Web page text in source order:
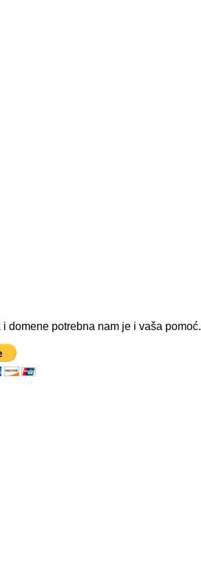
domene potrebna nam je i vaša pomoć.